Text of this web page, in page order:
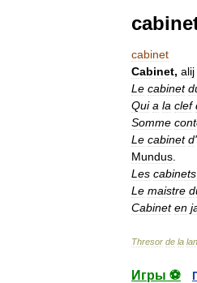
cabinet
Cabinet, alij
Le cabinet
Qui a la clef
Somme
Le cabinet d'
Mundus
Les cabinets
Le maistre
Cabinet en
Thresor de la
Игры ⚽